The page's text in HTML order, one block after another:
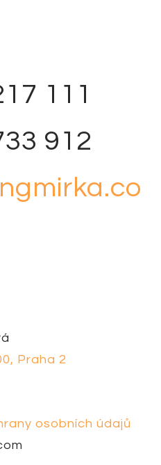
111
912
Praha 2
osobních údajů